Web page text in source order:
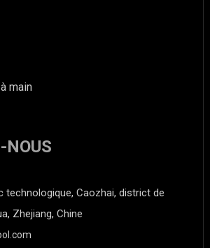
main
NOUS
technologique, Caozhai, district de
Zhejiang, Chine